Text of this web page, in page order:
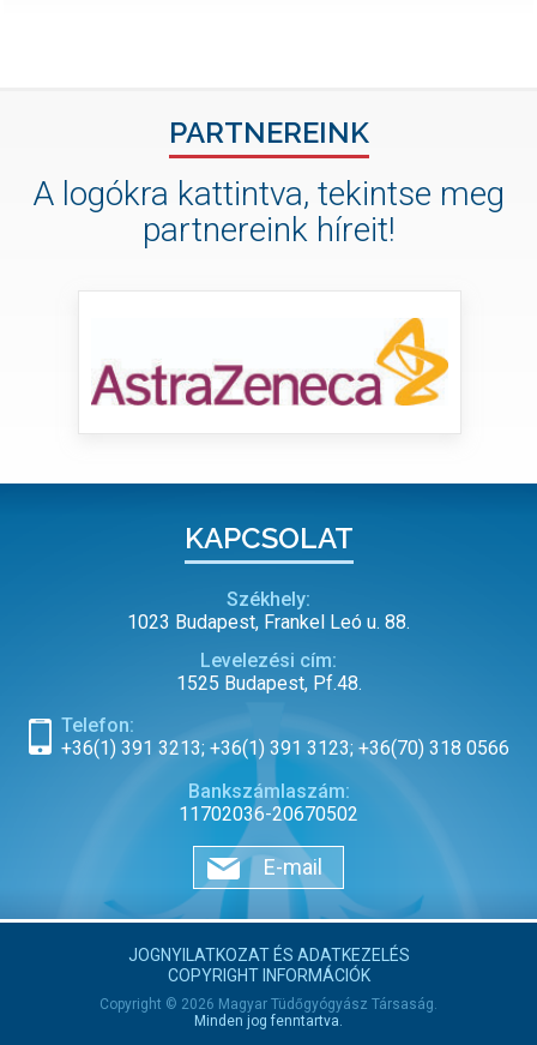
PARTNEREINK
A logókra kattintva, tekintse meg
partnereink híreit!
KAPCSOLAT
Székhely:
1023 Budapest, Frankel Leó u. 88.
Levelezési cím:
1525 Budapest, Pf.48.
Telefon:
+36(1) 391 3213; +36(1) 391 3123; +36(70) 318 0566
Bankszámlaszám:
11702036-20670502
E-mail
JOGNYILATKOZAT ÉS ADATKEZELÉS
COPYRIGHT INFORMÁCIÓK
Copyright © 2026 Magyar Tüdőgyógyász Társaság.
Minden jog fenntartva.